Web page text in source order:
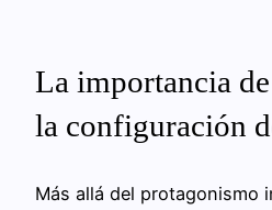
La importancia
la configuración
Más allá del protagonismo